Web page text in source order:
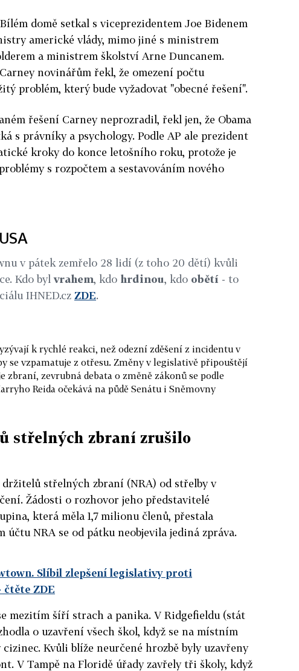
domě setkal s viceprezidentem Joe Bidenem
americké vlády, mimo jiné s ministrem
a ministrem školství Arne Duncanem.
novinářům řekl, že omezení počtu
problém, který bude vyžadovat "obecné řešení".
řešení Carney neprozradil, řekl jen, že Obama
s právníky a psychology. Podle AP ale prezident
kroky do konce letošního roku, protože je
s rozpočtem a sestavováním nového
v pátek zemřelo 28 lidí (z toho 20 dětí) kvůli
Kdo bylvrahem, kdo hrdinou, kdo obětí - to
IHNED.cz ZDE.
k rychlé reakci, než odezní zděšení z incidentu v
se vzpamatuje z otřesu. Změny v legislativě připouštějí
zbraní, zevrubná debata o změně zákonů se podle
Reida očekává na půdě Senátu i Sněmovny
střelných zbraní zrušilo
střelných zbraní (NRA) od střelby v
Žádosti o rozhovor jeho představitelé
která měla 1,7 milionu členů, přestala
účtu NRA se od pátku neobjevila jediná zpráva.
Slíbil zlepšení legislativy proti
čtěte ZDE
mezitím šíří strach a panika. V Ridgefieldu (stát
o uzavření všech škol, když se na místním
Kvůli blíže neurčené hrozbě byly uzavřeny
V Tampě na Floridě úřady zavřely tři školy, když